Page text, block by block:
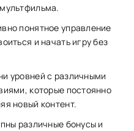
понятное управление
и начать игру без
уровней с различными
которые постоянно
новый контент.
различные бонусы и